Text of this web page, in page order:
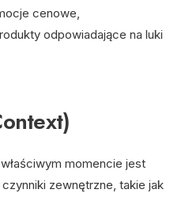
cenowe,
odpowiadające na luki
momencie jest
zewnętrzne, takie jak